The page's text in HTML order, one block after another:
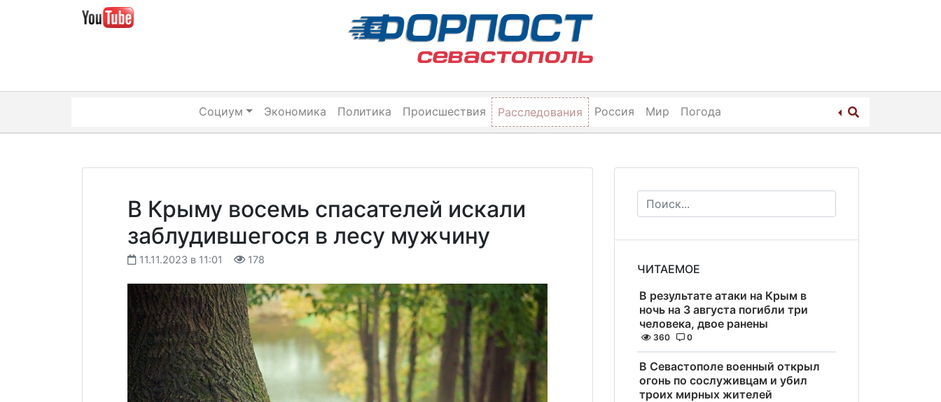
Социум Экономика Политика Происшествия Расследования Россия Мир Погода
В Крыму восемь спасателей искали
заблудившегося в лесу мужчину
11.11.2023 в 11:01 178
ЧИТАЕМОЕ
В результате атаки на Крым в
ночь на 3 августа погибли три
человека, двое ранены
360 0
В Севастополе военный открыл
огонь по сослуживцам и убил
троих мирных жителей